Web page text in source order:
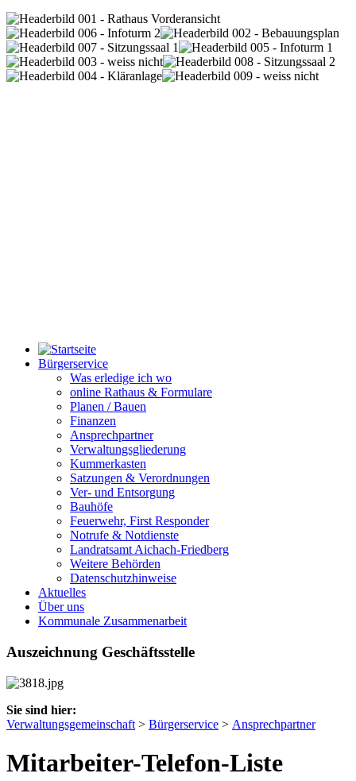
Bürgerservice
Was erledige ich wo
online Rathaus & Formulare
Planen / Bauen
Finanzen
Ansprechpartner
Verwaltungsgliederung
Kummerkasten
Satzungen & Verordnungen
Ver- und Entsorgung
Bauhöfe
Feuerwehr, First Responder
Notrufe & Notdienste
Landratsamt Aichach-Friedberg
Weitere Behörden
Datenschutzhinweise
Aktuelles
Über uns
Kommunale Zusammenarbeit
Auszeichnung Geschäftsstelle
Sie sind hier:
Verwaltungsgemeinschaft > Bürgerservice > Ansprechpartner
Mitarbeiter-Telefon-Liste